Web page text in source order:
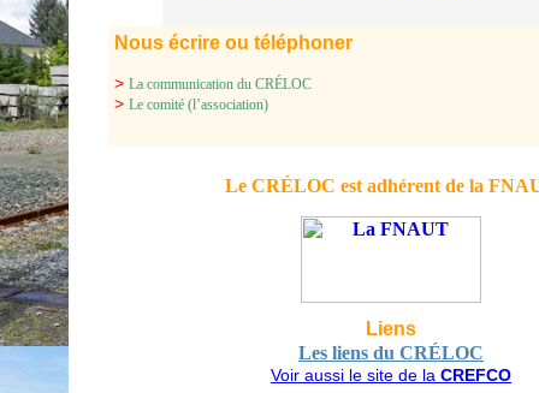
Nous écrire ou téléphoner
> La communication du CRÉLOC
> Le comité (l’association)
Le CRÉLOC est adhérent de la
Liens
Les liens du CRÉLOC
Voir aussi le site de la CREFCO